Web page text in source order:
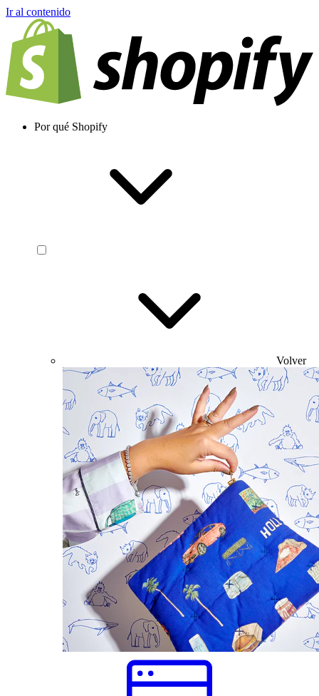
Ir al contenido
Por qué Shopify
Volver